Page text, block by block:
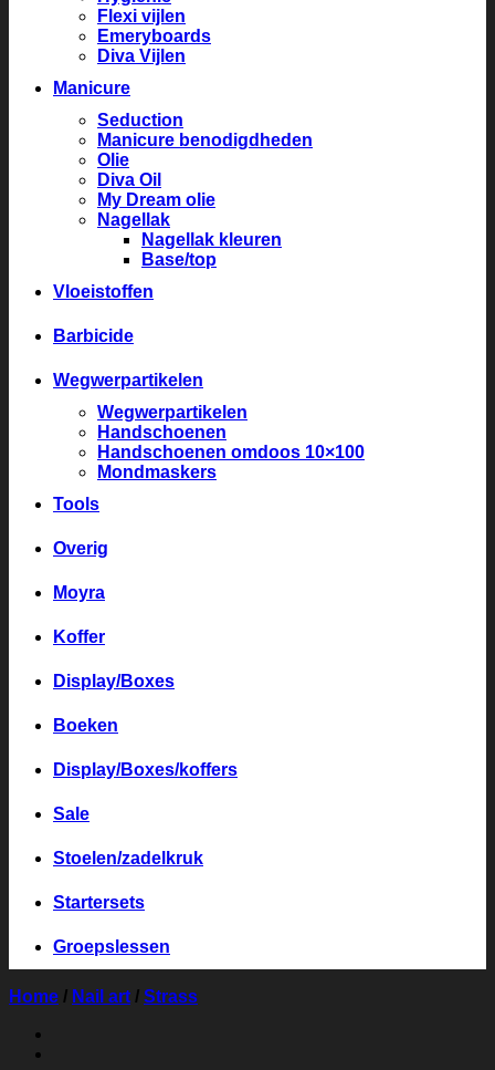
Flexi vijlen
Emeryboards
Diva Vijlen
Manicure
Seduction
Manicure benodigdheden
Olie
Diva Oil
My Dream olie
Nagellak
Nagellak kleuren
Base/top
Vloeistoffen
Barbicide
Wegwerpartikelen
Wegwerpartikelen
Handschoenen
Handschoenen omdoos 10×100
Mondmaskers
Tools
Overig
Moyra
Koffer
Display/Boxes
Boeken
Display/Boxes/koffers
Sale
Stoelen/zadelkruk
Startersets
Groepslessen
Home / Nail art / Strass